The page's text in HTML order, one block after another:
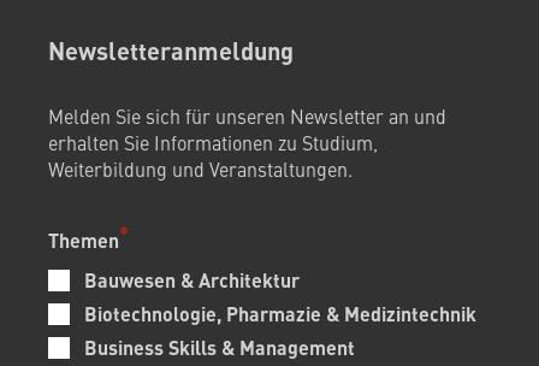
Newsletteranmeldung
Melden Sie sich für unseren Newsletter an und
erhalten Sie Informationen zu Studium,
Weiterbildung und Veranstaltungen.
Themen
Bauwesen & Architektur
Biotechnologie, Pharmazie & Medizintechnik
Business Skills & Management